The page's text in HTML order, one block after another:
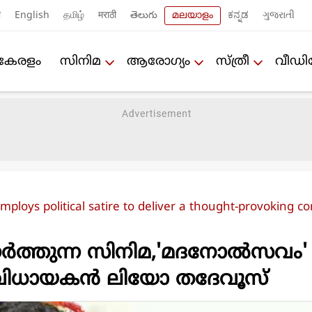
English தமிழ் मराठी తెలుగు മലയാളം ಕನ್ನಡ ગુજરાતી
സിനിമ ആരോഗ്യം സ്ത്രീ
political satire to deliver a thought-provoking
സിനിമ,'മദനോല്‍സവം'
ലിയോ തദേവൂസ്